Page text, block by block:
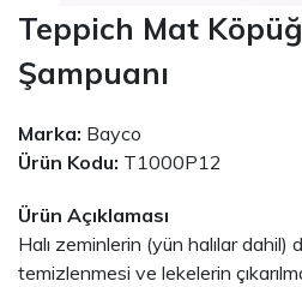
Teppich Mat
Şampuanı
Marka: Bayco
Ürün Kodu: T1000P12
Ürün Açıklaması
Halı zeminlerin (yün halılar dahil)
temizlenmesi ve lekelerin